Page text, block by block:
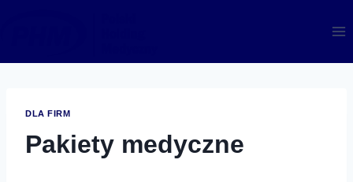
DLA FIRM
Pakiety medyczne